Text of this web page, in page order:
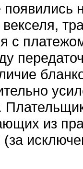
появились
с
из
(за